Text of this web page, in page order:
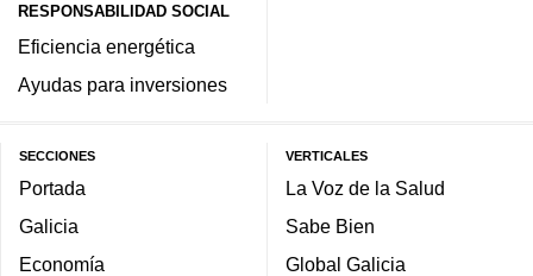
RESPONSABILIDAD SOCIAL
Eficiencia energética
Ayudas para inversiones
SECCIONES
Portada
Galicia
Economía
VERTICALES
La Voz de la Salud
Sabe Bien
Global Galicia